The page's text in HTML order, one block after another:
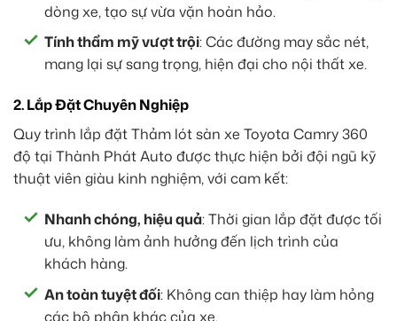
dòng xe, tạo sự vừa vặn hoàn hảo.
Tính thẩm mỹ vượt trội: Các đường may sắc nét,
mang lại sự sang trọng, hiện đại cho nội thất xe.
2. Lắp Đặt Chuyên Nghiệp
Quy trình lắp đặt Thảm lót sàn xe Toyota Camry 360
độ tại Thành Phát Auto được thực hiện bởi đội ngũ kỹ
thuật viên giàu kinh nghiệm, với cam kết:
Nhanh chóng, hiệu quả: Thời gian lắp đặt được tối
ưu, không làm ảnh hưởng đến lịch trình của
khách hàng.
An toàn tuyệt đối: Không can thiệp hay làm hỏng
các bộ phận khác của xe.